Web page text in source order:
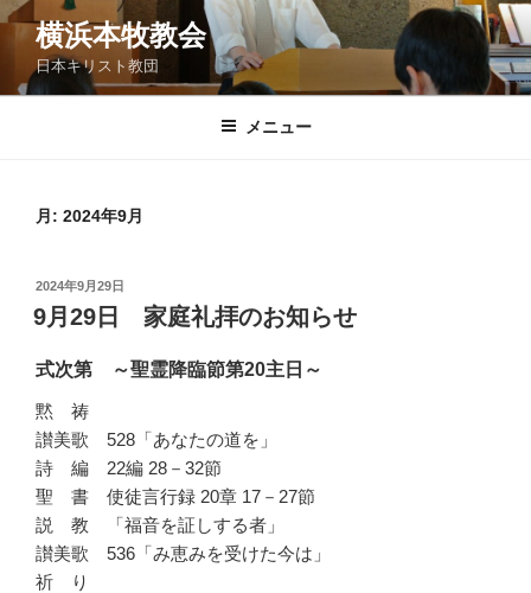
コ
ン
横浜本牧教会
日本キリスト教団
メニュー
月: 2024年9月
投
稿
日:
2024年9月29日
9月29日 家庭礼拝のお知らせ
式次第 ～聖霊降臨節第20主日～
黙 祷
讃美歌 528「あなたの道を」
詩 編 22編 28－32節
聖 書 使徒言行録 20章 17－27節
説 教 「福音を証しする者」
讃美歌 536「み恵みを受けた今は」
祈 り